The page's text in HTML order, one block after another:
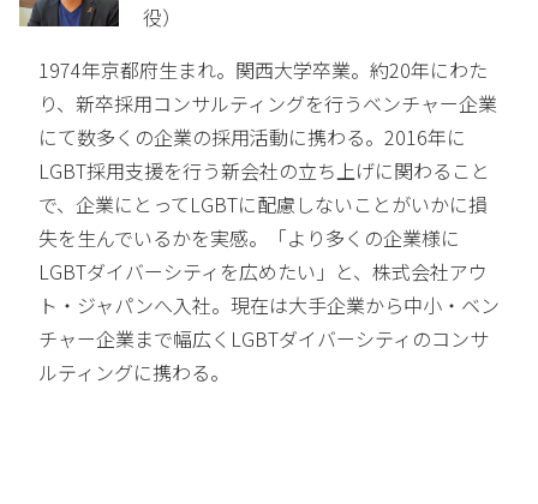
役）
1974年京都府生まれ。関西大学卒業。約20年にわた
り、新卒採用コンサルティングを行うベンチャー企業
にて数多くの企業の採用活動に携わる。2016年に
LGBT採用支援を行う新会社の立ち上げに関わること
で、企業にとってLGBTに配慮しないことがいかに損
失を生んでいるかを実感。「より多くの企業様に
LGBTダイバーシティを広めたい」と、株式会社アウ
ト・ジャパンへ入社。現在は大手企業から中小・ベン
チャー企業まで幅広くLGBTダイバーシティのコンサ
ルティングに携わる。